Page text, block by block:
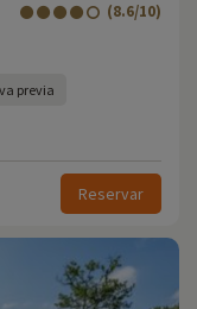
(8.6/10)
previa
Reservar